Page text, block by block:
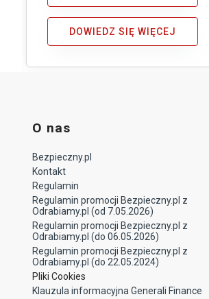
DOWIEDZ SIĘ WIĘCEJ
O nas
Bezpieczny.pl
Kontakt
Regulamin
Regulamin promocji Bezpieczny.pl z
Odrabiamy.pl (od 7.05.2026)
Regulamin promocji Bezpieczny.pl z
Odrabiamy.pl (do 06.05.2026)
Regulamin promocji Bezpieczny.pl z
Odrabiamy.pl (do 22.05.2024)
Pliki Cookies
Klauzula informacyjna Generali Finance